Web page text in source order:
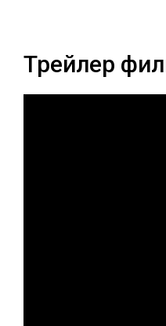
Трейлер